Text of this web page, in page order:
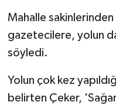
Mahalle
gazetecilere, yolun
söyledi.
Yolun çok kez
belirten Çeker,